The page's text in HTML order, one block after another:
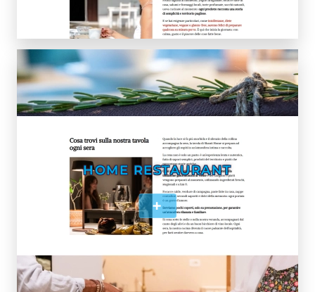
HOME RESTAURANT
+